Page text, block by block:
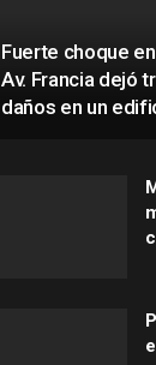
Fuerte choque
Av. Francia dejó
daños en un